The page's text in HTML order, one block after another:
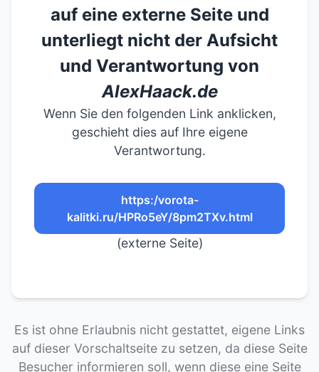
auf eine externe Seite und
unterliegt nicht der Aufsicht
und Verantwortung von
AlexHaack.de
Wenn Sie den folgenden Link anklicken,
geschieht dies auf Ihre eigene
Verantwortung.
https:/vorota-
kalitki.ru/HPRo5eY/8pm2TXv.html
(externe Seite)
Es ist ohne Erlaubnis nicht gestattet, eigene Links
auf dieser Vorschaltseite zu setzen, da diese Seite
Besucher informieren soll, wenn diese eine Seite